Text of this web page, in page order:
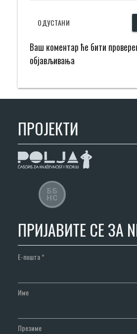
ОДУСТАНИ
Ваш коментар ће бити
објављивања
ПРОЈЕКТИ
ПРИЈАВИТЕ СЕ ЗА
Е-пошта*
Име
Презиме